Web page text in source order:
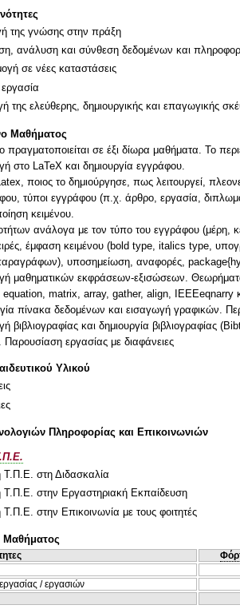
της γνώσης στην πράξη
ανάλυση και σύνθεση δεδομένων και
σε νέες καταστάσεις
της ελεύθερης, δημιουργικής και επαγωγικής
Μαθήματος
πραγματοποιείται σε έξι δίωρα μαθήματα. Το
στο LaTeX και δημιουργία εγγράφου.
ποιος το δημιούργησε, πως λειτουργεί,
τύποι εγγράφου (π.χ. άρθρο, εργασία,
κειμένου.
ανάλογα με τον τύπο του εγγράφου (μέρη,
έμφαση κειμένου (bold type, italics type,
υποσημείωση, αναφορές,
μαθηματικών εκφράσεων-εξισώσεων.
equation, matrix, array, gather, align, IEEEeqnarry
πίνακα δεδομένων και εισαγωγή γραφικών.
βιβλιογραφίας και δημιουργία βιβλιογραφίας
Υλικού
Πληροφορίας και Επικοινωνιών
στη Διδασκαλία
στην Εργαστηριακή Εκπαίδευση
στην Επικοινωνία με τους φοιτητές
/ εργασιών